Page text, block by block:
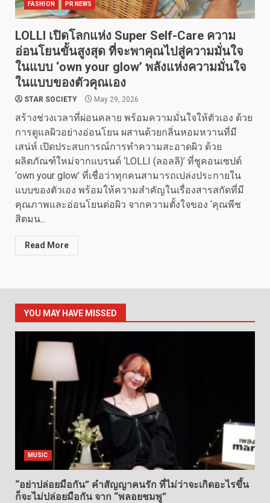
FASHION PR NEWS
LOLLI เปิดโลกแห่ง Super Self-Care ความ
อ่อนโยนขั้นสูงสุด ที่จะพาคุณไปสู่ความมั่นใจ
ในแบบ ‘own your glow’ พลังแห่งความมั่นใจ
ในแบบของตัวคุณเอง
STAR SOCIETY May 29, 2026
สร้างช่วงเวลาที่ผ่อนคลาย พร้อมความมั่นใจให้ตัวเอง ด้วย
การดูแลผิวอย่างอ่อนโยน ผสานด้วยกลิ่นหอมหวานที่มี
เสน่ห์ เปิดประสบการณ์การทำความสะอาดผิว ด้วย
ผลิตภัณฑ์ใหม่จากแบรนด์ ‘LOLLI (ลอลลิ)’ ที่ชูคอนเซปต์
‘own your glow’ ที่เชื่อว่าทุกคนสามารถเปล่งประกายใน
แบบของตัวเอง พร้อมให้ความสำคัญในเรื่องสารสกัดที่มี
คุณภาพและอ่อนโยนต่อผิว จากความตั้งใจของ ‘คุณพีช
สิตมน...
Read More
YOU MAY HAVE MISSED
MUSIC
“อย่าปล่อยมือกัน” คำสัญญาคนรัก ที่ไม่ว่าจะเกิดอะไรขึ้น
ก็จะไม่ปล่อยมือกัน จาก “พลอยชมพู”